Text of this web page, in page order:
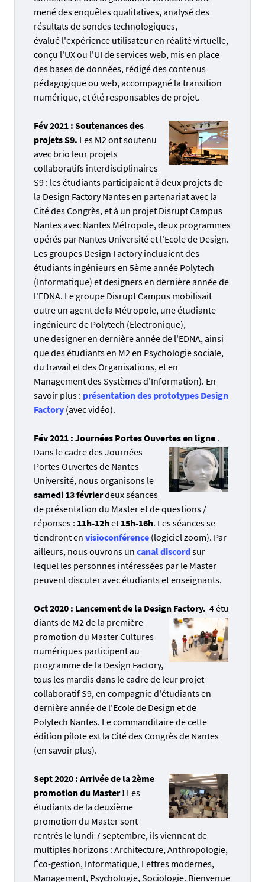
mené des enquêtes qualitatives, analysé des
résultats de sondes technologiques,
évalué l'expérience utilisateur en réalité virtuelle,
conçu l'UX ou l'UI de services web, mis en place
des bases de données, rédigé des contenus
pédagogique ou web, accompagné la transition
numérique, et été responsables de projet.
Fév 2021 : Soutenances des
projets S9. Les M2 ont soutenu
avec brio leur projets
collaboratifs interdisciplinaires
S9 : les étudiants participaient à deux projets de
la Design Factory Nantes en partenariat avec la
Cité des Congrès, et à un projet Disrupt Campus
Nantes avec Nantes Métropole, deux programmes
opérés par Nantes Université et l'Ecole de Design.
Les groupes Design Factory incluaient des
étudiants ingénieurs en 5ème année Polytech
(Informatique) et designers en dernière année de
l'EDNA. Le groupe Disrupt Campus mobilisait
outre un agent de la Métropole, une étudiante
ingénieure de Polytech (Electronique),
une designer en dernière année de l'EDNA, ainsi
que des étudiants en M2 en Psychologie sociale,
du travail et des Organisations, et en
Management des Systèmes d'Information). En
savoir plus : présentation des prototypes Design
Factory (avec vidéo).
Fév 2021 : Journées Portes Ouvertes en ligne .
Dans le cadre des Journées
Portes Ouvertes de Nantes
Université, nous organisons le
samedi 13 févrierdeux séances
de présentation du Master et de questions /
réponses : 11h-12het 15h-16h. Les séances se
tiendront en visioconférence (logiciel zoom). Par
ailleurs, nous ouvrons un canal discordsur
lequel les personnes intéressées par le Master
peuvent discuter avec étudiants et enseignants.
Oct 2020 : Lancement de la Design Factory. 4 étu
diants de M2 de la première
promotion du Master Cultures
numériques participent au
programme de la Design Factory,
tous les mardis dans le cadre de leur projet
collaboratif S9, en compagnie d'étudiants en
dernière année de l'Ecole de Design et de
Polytech Nantes. Le commanditaire de cette
édition pilote est la Cité des Congrès de Nantes
(en savoir plus).
Sept 2020 : Arrivée de la 2ème
promotion du Master ! Les
étudiants de la deuxième
promotion du Master sont
rentrés le lundi 7 septembre, ils viennent de
multiples horizons : Architecture, Anthropologie,
Éco-gestion, Informatique, Lettres modernes,
Management, Psychologie, Sociologie. Bienvenue